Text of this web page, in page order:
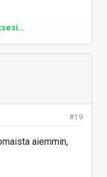
#19
aiemmin,